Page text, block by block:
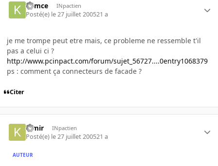
kamce INpactien
Posté(e) le 27 juillet 200521 a
je me trompe peut etre mais, ce probleme ne ressemble t'il
pas a celui ci ?
http://www.pcinpact.com/forum/sujet_56727....0entry1068379
ps : comment ça connecteurs de facade ?
Citer
kimir INpactien
Posté(e) le 27 juillet 200521 a
AUTEUR